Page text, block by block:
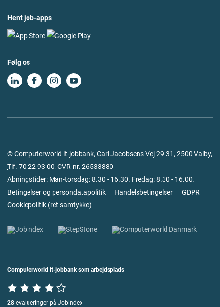
Hent job-apps
Følg os
© Computerworld it-jobbank, Carl Jacobsens Vej 29-31, 2500 Valby,
Tlf. 70 22 93 00, CVR-nr. 26533880
Åbningstider: Man-torsdag: 8.30 - 16.30. Fredag: 8.30 - 16.00.
Betingelser og persondatapolitik
Handelsbetingelser
GDPR
Cookiepolitik (ret samtykke)
Computerworld it-jobbank som arbejdsplads
28 evalueringer på Jobindex